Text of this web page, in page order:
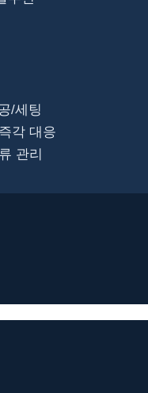
/세팅
각 대응
관리